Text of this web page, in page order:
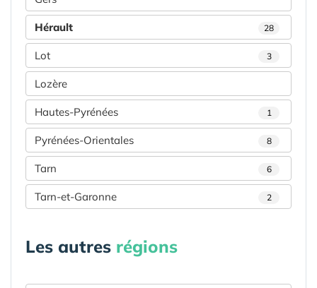
Hérault 28
Lot 3
Lozère
Hautes-Pyrénées 1
Pyrénées-Orientales 8
Tarn 6
Tarn-et-Garonne 2
Les autres régions